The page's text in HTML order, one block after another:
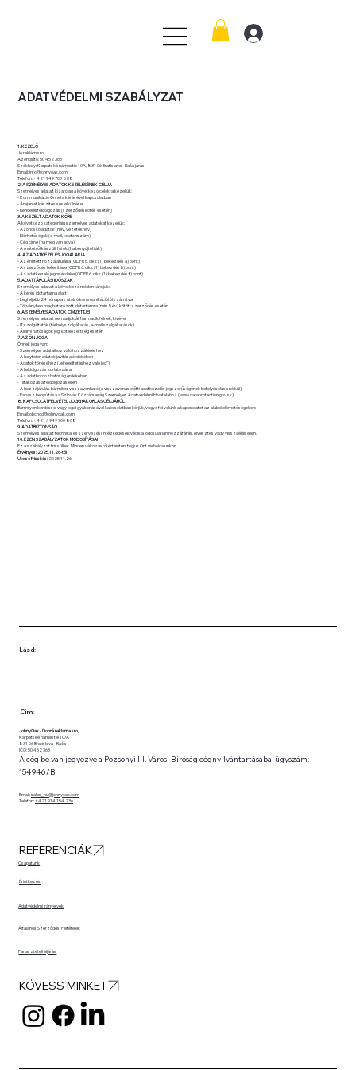
ADATVÉDELMI SZABÁLYZAT
1. KEZELŐ
Jó reklám sro,
Azonosító: 50 452 363
Székhely: Karpatské námestie 10A, 831 06 Bratislava - Rača járás
Email:info@johnyoak.com
Telefon: +421 949 700 808
2. A SZEMÉLYES ADATOK KEZELÉSÉNEK CÉLJA
Személyes adatait kizárólag a következő célokra kezeljük:
- Kommunikáció Önnel a kérésével kapcsolatban
- Árajánlat készítése és elküldése
- Rendelésfeldolgozás (szerződéskötés esetén)
3. A KEZELT ADATOK KÖRE
A következő kategóriájú személyes adatokat kezeljük:
- Azonosító adatok (név, vezetéknév)
- Elérhetőségek (e-mail, telefonszám)
- Cég címe (ha meg van adva)
- A műtétről készült fotók (ha benyújtották)
4. AZ ADATKEZELÉS JOGALAPJA
- Az érintett hozzájárulása (GDPR 6. cikk (1) bekezdés a) pont)
- A szerződés teljesítése (GDPR 6. cikk (1) bekezdés b) pont)
- Az adatkezelő jogos érdeke (GDPR 6. cikk (1) bekezdés f) pont)
5. ADATTÁROLÁSI IDŐSZAK
Személyes adatait a következő módon tároljuk:
- A kérés időtartama alatt
- Legfeljebb 24 hónap az utolsó kommunikációtól számítva
- Törvényben meghatározott időtartamra (min. 5 év) kötött szerződés esetén
6. A SZEMÉLYES ADATOK CÍMZETTJEI
Személyes adatait nem adjuk át harmadik félnek, kivéve:
- IT szolgáltatók (tárhelyszolgáltatás, e-mail szolgáltatások)
- Állami hatóságok jogi kötelezettség esetén
7. AZ ÖN JOGAI
Önnek joga van:
- Személyes adataihoz való hozzáféréshez
- A helytelen adatok javítása érdekében
- Adatok törléséhez („elfeledtetéshez való jog”)
- A feldolgozás korlátozása
- Az adathordozhatóság érdekében
- Tiltakozás a feldolgozás ellen
- A hozzájárulás bármikor visszavonható (a visszavonás előtti adatkezelés jogszerűségének befolyásolása nélkül)
- Panasz benyújtása a Szlovák Köztársaság Személyes Adatvédelmi Hivatalához (www.dataprotection.gov.sk)
8. KAPCSOLATFELVÉTEL JOGGYAKORLÁS CÉLJÁBÓL
Bármilyen kérdéssel vagy jogai gyakorlásával kapcsolatban kérjük, vegye fel velünk a kapcsolatot az alábbi elérhetőségeken:
Email:obchod@johnyoak.com
Telefon: +421 / 949 700 808
9. ADATBIZTONSÁG
Személyes adatait technikai és szervezési intézkedések védik a jogosulatlan hozzáférés, elvesztés vagy visszaélés ellen.
10. EZEN SZABÁLYZATOK MÓDOSÍTÁSAI
Ez a szabályzat frissülhet. Minden változásról értesíteni fogjuk Önt weboldalunkon.
Érvényes: 2025.11.26-tól
Utolsó frissítés: 2025.11.26.
Lásd:
Cím:
JohnyOak - Dobrá reklama sro,
Karpatské námestie 10/A
831 06 Bratislava - Rača
IČO: 50 452 363
A cég be van jegyezve a Pozsonyi III. Városi Bíróság cégnyilvántartásába, ügyszám:
154946/B
Email:sales_hu@johnyoak.com
Telefon: +421 914 154 236
REFERENCIÁK
Csapatunk
Érintkezés
Adatvédelmi irányelvek
Általános Szerződési Feltételek
Panasztételi eljárás
KÖVESS MINKET